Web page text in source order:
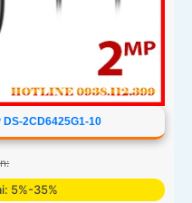
2CD6425G1-10
5%-35%